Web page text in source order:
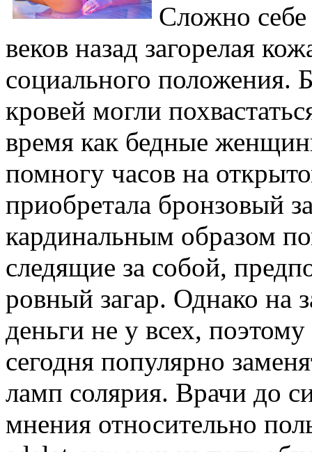
Сложно себе
веков назад загорелая
социального положения.
кровей могли
время как бедные
помногу часов на
приобретала бронзовый
кардинальным образом
следящие за собой,
ровный загар. Однако на
деньги не у всех,
сегодня популярно
ламп солярия. Врачи до
мнения относительно